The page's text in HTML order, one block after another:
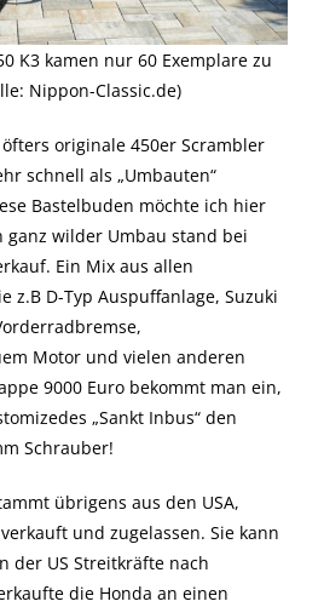
K3 kamen nur 60 Exemplare zu
Nippon-Classic.de)
originale 450er Scrambler
schnell als „Umbauten“
Bastelbuden möchte ich hier
ganz wilder Umbau stand bei
Ein Mix aus allen
z.B D-Typ Auspuffanlage, Suzuki
Motor und vielen anderen
9000 Euro bekommt man ein,
„Sankt Inbus“ den
Schrauber!
übrigens aus den USA,
und zugelassen. Sie kann
der US Streitkräfte nach
die Honda an einen